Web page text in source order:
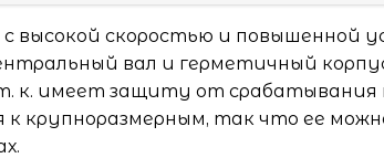
высокой скоростью и повышенной
вал и герметичный
к. имеет защиту от срабатывания
крупноразмерным, так что ее